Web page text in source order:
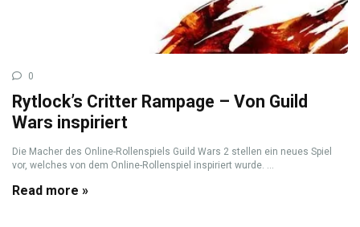
0
Rytlock’s Critter Rampage – Von Guild
Wars inspiriert
Die Macher des Online-Rollenspiels Guild Wars 2 stellen ein neues Spiel
vor, welches von dem Online-Rollenspiel inspiriert wurde. ...
Read more »